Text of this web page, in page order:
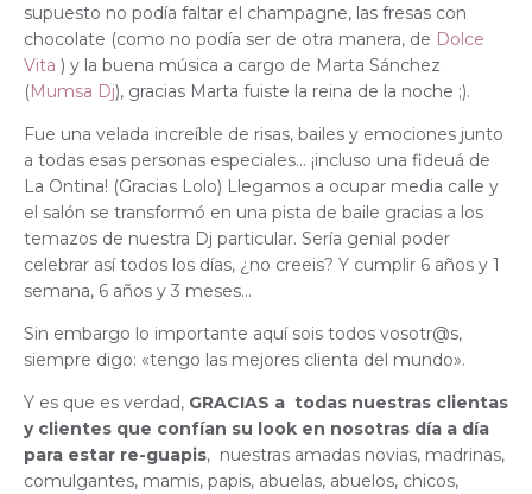
supuesto no podía faltar el champagne, las fresas con
chocolate (como no podía ser de otra manera, de Dolce
Vita ) y la buena música a cargo de Marta Sánchez
(Mumsa Dj), gracias Marta fuiste la reina de la noche ;).
Fue una velada increíble de risas, bailes y emociones junto
a todas esas personas especiales… ¡incluso una fideuá de
La Ontina! (Gracias Lolo) Llegamos a ocupar media calle y
el salón se transformó en una pista de baile gracias a los
temazos de nuestra Dj particular. Sería genial poder
celebrar así todos los días, ¿no creeis? Y cumplir 6 años y 1
semana, 6 años y 3 meses…
Sin embargo lo importante aquí sois todos vosotr@s,
siempre digo: «tengo las mejores clienta del mundo».
Y es que es verdad, GRACIAS a todas nuestras clientas
y clientes que confían su look en nosotras día a día
para estar re-guapis, nuestras amadas novias, madrinas,
comulgantes, mamis, papis, abuelas, abuelos, chicos,